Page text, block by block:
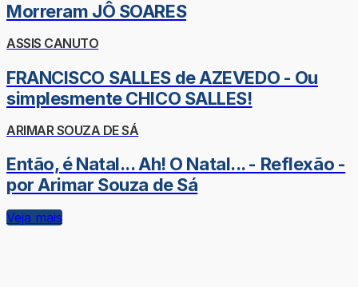
Morreram JÔ SOARES
ASSIS CANUTO
FRANCISCO SALLES de AZEVEDO - Ou
simplesmente CHICO SALLES!
ARIMAR SOUZA DE SÁ
Então, é Natal... Ah! O Natal... - Reflexão -
por Arimar Souza de Sá
Veja mais